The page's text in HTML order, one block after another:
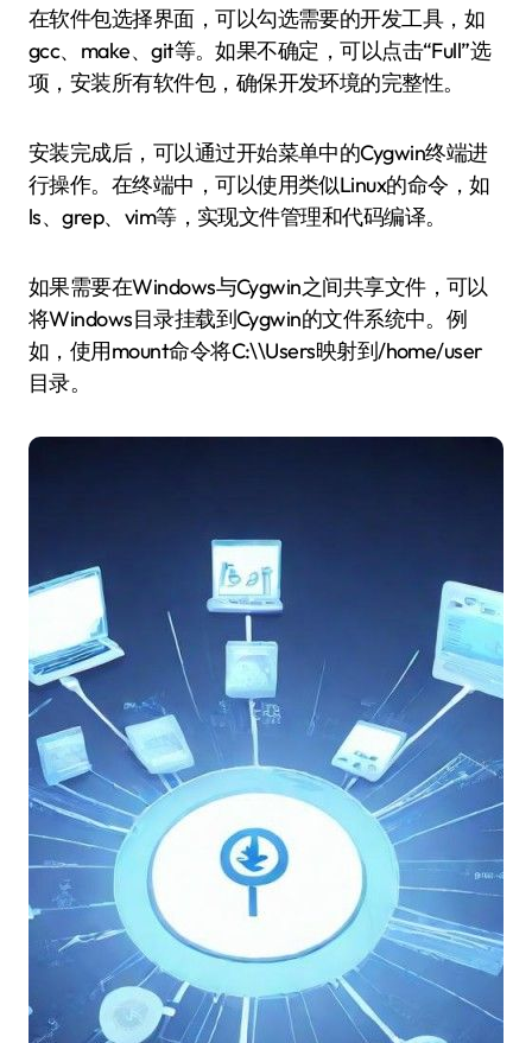
在软件包选择界面，可以勾选需要的开发工具，如
gcc、make、git等。如果不确定，可以点击“Full”选
项，安装所有软件包，确保开发环境的完整性。
安装完成后，可以通过开始菜单中的Cygwin终端进
行操作。在终端中，可以使用类似Linux的命令，如
ls、grep、vim等，实现文件管理和代码编译。
如果需要在Windows与Cygwin之间共享文件，可以
将Windows目录挂载到Cygwin的文件系统中。例
如，使用mount命令将C:\\Users映射到/home/user
目录。